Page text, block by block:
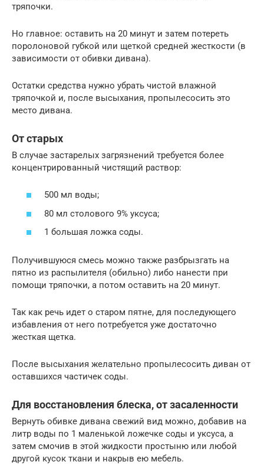
тряпочки.
Но главное: оставить на 20 минут и затем потереть
поролоновой губкой или щеткой средней жесткости (в
зависимости от обивки дивана).
Остатки средства нужно убрать чистой влажной
тряпочкой и, после высыхания, пропылесосить это
место дивана.
От старых
В случае застарелых загрязнений требуется более
концентрированный чистящий раствор:
500 мл воды;
80 мл столового 9% уксуса;
1 большая ложка соды.
Получившуюся смесь можно также разбрызгать на
пятно из распылителя (обильно) либо нанести при
помощи тряпочки, а потом оставить на 20 минут.
Так как речь идет о старом пятне, для последующего
избавления от него потребуется уже достаточно
жесткая щетка.
После высыхания желательно пропылесосить диван от
оставшихся частичек соды.
Для восстановления блеска, от засаленности
Вернуть обивке дивана свежий вид можно, добавив на
литр воды по 1 маленькой ложечке соды и уксуса, а
затем смочив в этой жидкости простыню или любой
другой кусок ткани и накрыв ею мебель.